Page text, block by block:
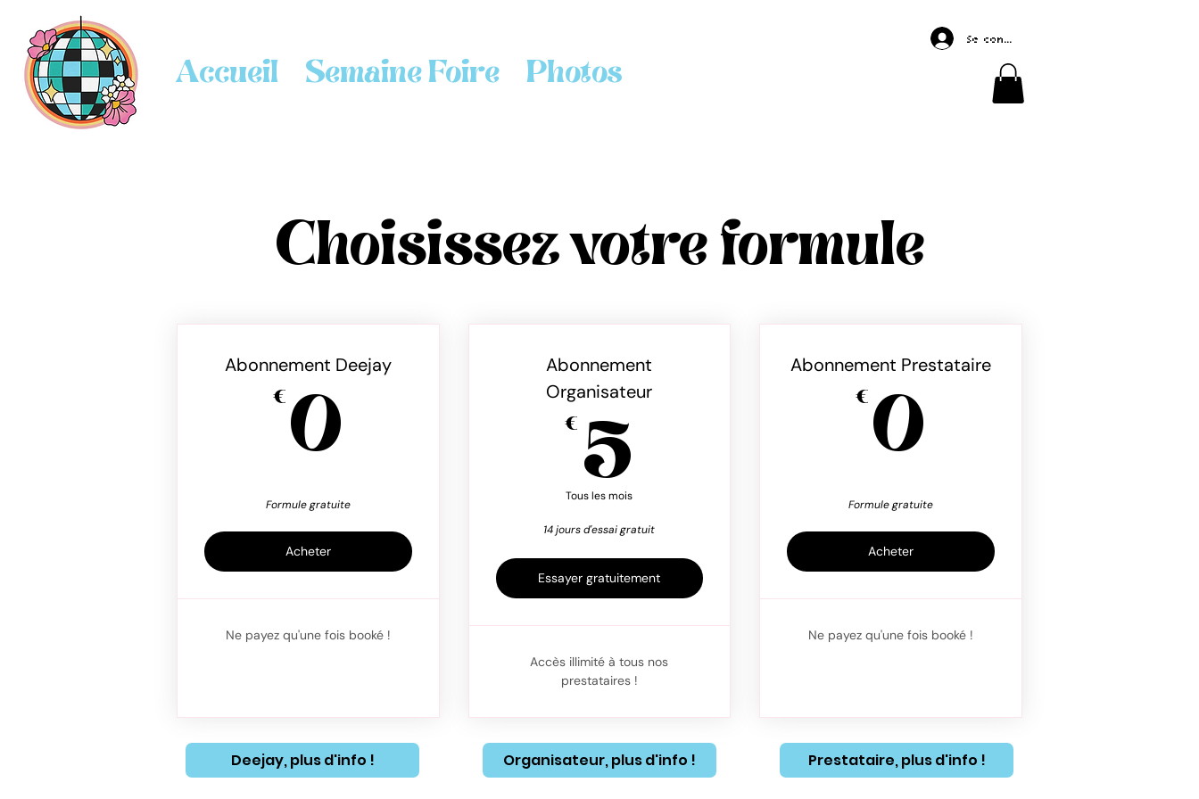
Accueil Semaine Foire Photos
Se connecter
Choisissez votre formule
Abonnement Deejay
€ 0
Formule gratuite
Acheter
Ne payez qu'une fois booké !
Abonnement
Organisateur
€ 5
Tous les mois
14 jours d'essai gratuit
Essayer gratuitement
Accès illimité à tous nos
prestataires !
Abonnement Prestataire
€ 0
Formule gratuite
Acheter
Ne payez qu'une fois booké !
Deejay, plus d'info ! Organisateur, plus d'info ! Prestataire, plus d'info !